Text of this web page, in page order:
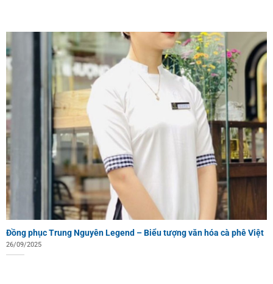
Đồng phục Trung Nguyên Legend – Biểu tượng văn hóa cà phê Việt
26/09/2025